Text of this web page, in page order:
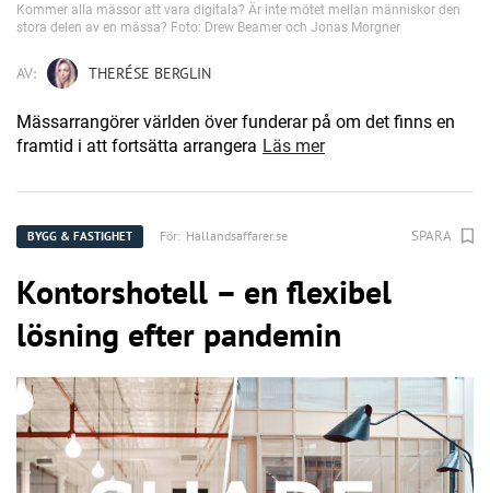
Kommer alla mässor att vara digitala? Är inte mötet mellan människor den
stora delen av en mässa? Foto: Drew Beamer och Jonas Morgner
AV: THERÉSE BERGLIN
Mässarrangörer världen över funderar på om det finns en
framtid i att fortsätta arrangera Läs mer
BYGG & FASTIGHET För: Hallandsaffarer.se SPARA
Kontorshotell – en flexibel
lösning efter pandemin